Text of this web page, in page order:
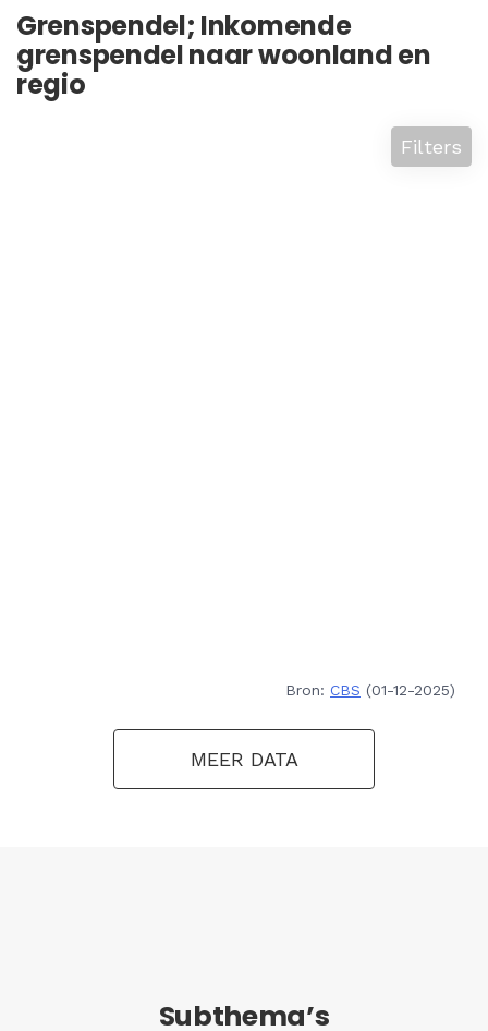
Grenspendel; Inkomende
grenspendel naar woonland en
regio
Filters
Bron: CBS (01-12-2025)
MEER DATA
Subthema’s